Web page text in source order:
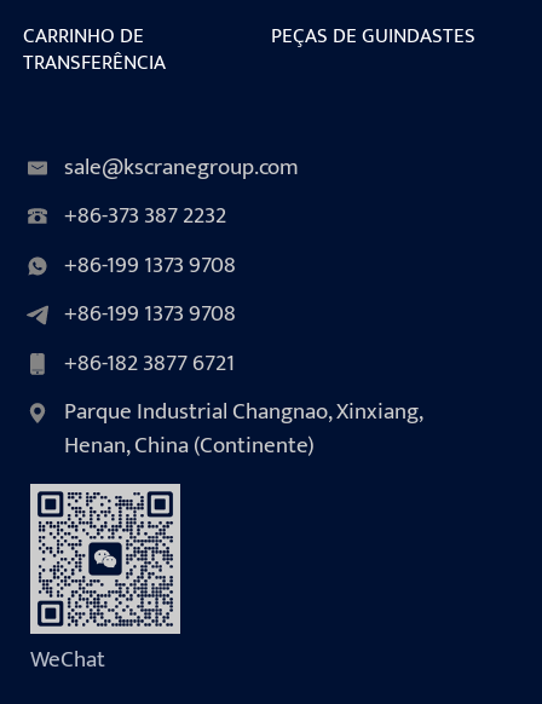
CARRINHO DE
TRANSFERÊNCIA
PEÇAS DE GUINDASTES
sale@kscranegroup.com
+86-373 387 2232
+86-199 1373 9708
+86-199 1373 9708
+86-182 3877 6721
Parque Industrial Changnao, Xinxiang,
Henan, China (Continente)
WeChat